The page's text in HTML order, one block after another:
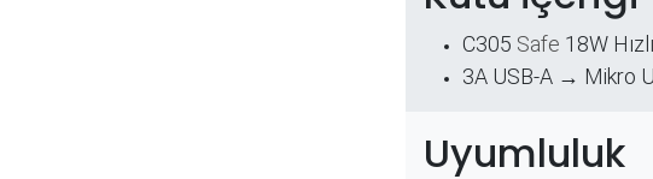
C305 Safe 18W
3A USB-A → Mikro
Uyumluluk